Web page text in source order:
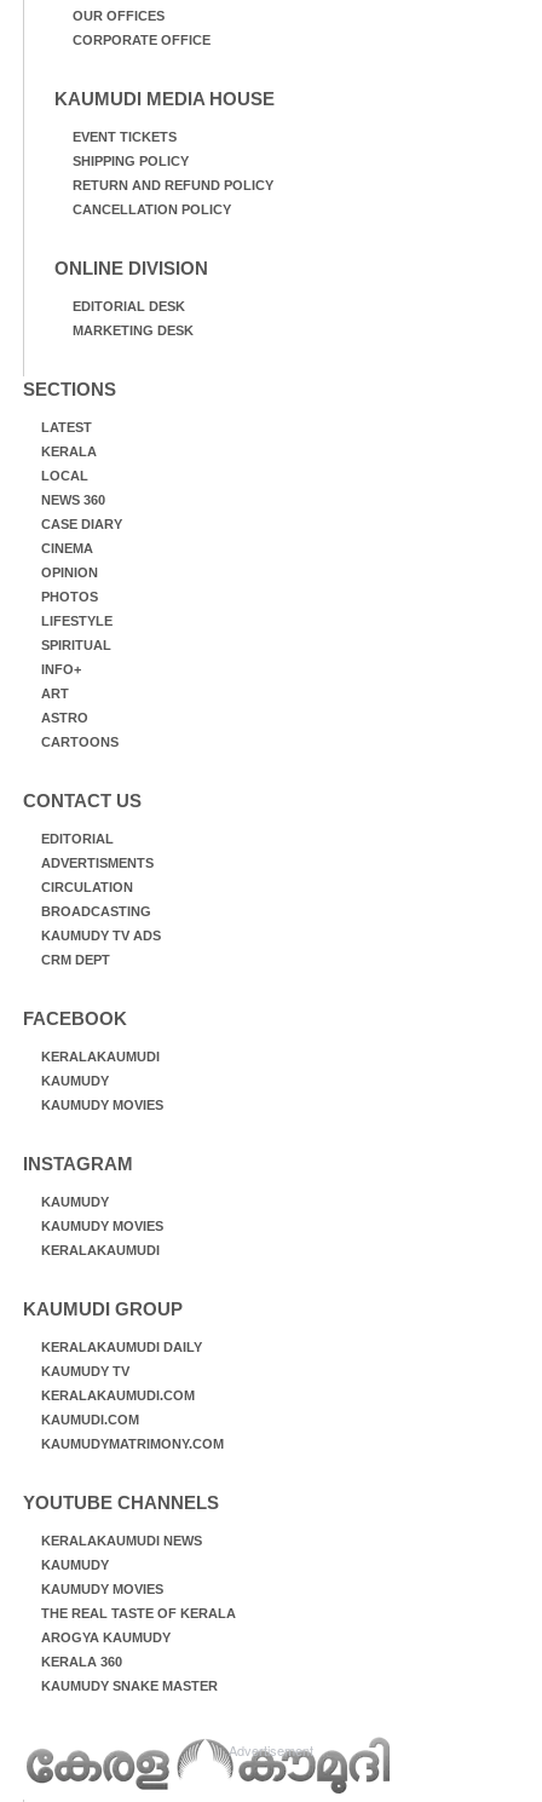
OUR OFFICES
CORPORATE OFFICE
KAUMUDI MEDIA HOUSE
EVENT TICKETS
SHIPPING POLICY
RETURN AND REFUND POLICY
CANCELLATION POLICY
ONLINE DIVISION
EDITORIAL DESK
MARKETING DESK
SECTIONS
LATEST
KERALA
LOCAL
NEWS 360
CASE DIARY
CINEMA
OPINION
PHOTOS
LIFESTYLE
SPIRITUAL
INFO+
ART
ASTRO
CARTOONS
CONTACT US
EDITORIAL
ADVERTISMENTS
CIRCULATION
BROADCASTING
KAUMUDY TV ADS
CRM DEPT
FACEBOOK
KERALAKAUMUDI
KAUMUDY
KAUMUDY MOVIES
INSTAGRAM
KAUMUDY
KAUMUDY MOVIES
KERALAKAUMUDI
KAUMUDI GROUP
KERALAKAUMUDI DAILY
KAUMUDY TV
KERALAKAUMUDI.COM
KAUMUDI.COM
KAUMUDYMATRIMONY.COM
YOUTUBE CHANNELS
KERALAKAUMUDI NEWS
KAUMUDY
KAUMUDY MOVIES
THE REAL TASTE OF KERALA
AROGYA KAUMUDY
KERALA 360
KAUMUDY SNAKE MASTER
Advertisement